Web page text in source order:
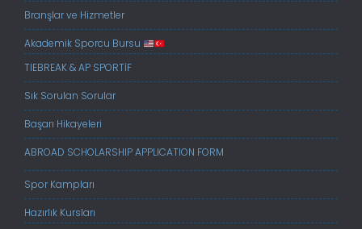
Branşlar ve Hizmetler
Akademik Sporcu Bursu
TIEBREAK & AP SPORTİF
Sık Sorulan Sorular
Başarı Hikayeleri
ABROAD SCHOLARSHIP APPLICATION FORM
Spor Kampları
Hazırlık Kursları